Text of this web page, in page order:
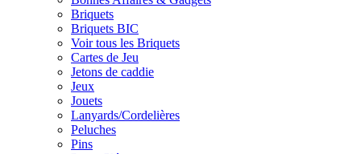
Briquets
Briquets BIC
Voir tous les Briquets
Cartes de Jeu
Jetons de caddie
Jeux
Jouets
Lanyards/Cordelières
Peluches
Pins